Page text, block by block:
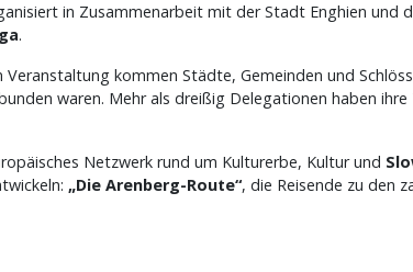
in Zusammenarbeit mit der Stadt Enghien und
.
Veranstaltung kommen Städte, Gemeinden und
waren. Mehr als dreißig Delegationen haben
Netzwerk rund um Kulturerbe, Kultur und
„Die Arenberg-Route“, die Reisende zu den